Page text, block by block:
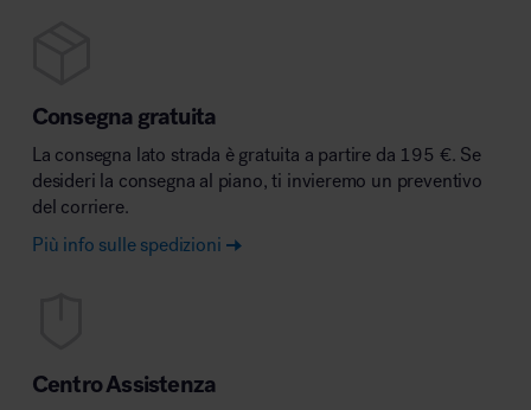
Consegna gratuita
La consegna lato strada è gratuita a partire da 195 €. Se
desideri la consegna al piano, ti invieremo un preventivo
del corriere.
Più info sulle spedizioni
Centro Assistenza